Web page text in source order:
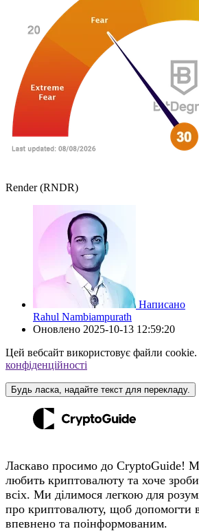
Render (RNDR)
Написано
Rahul Nambiampurath
Оновлено 2025-10-13 12:59:20
Цей вебсайт використовує файли cookie.
конфіденційності
Будь ласка, надайте текст для перекладу.
Ласкаво просимо до CryptoGuide!
любить криптовалюту та хоче
всіх. Ми ділимося легкою для
про криптовалюту, щоб допомогти
впевнено та поінформованим.